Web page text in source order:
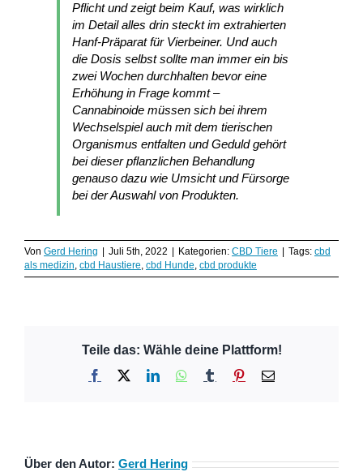
Pflicht und zeigt beim Kauf, was wirklich
im Detail alles drin steckt im extrahierten
Hanf-Präparat für Vierbeiner. Und auch
die Dosis selbst sollte man immer ein bis
zwei Wochen durchhalten bevor eine
Erhöhung in Frage kommt –
Cannabinoide müssen sich bei ihrem
Wechselspiel auch mit dem tierischen
Organismus entfalten und Geduld gehört
bei dieser pflanzlichen Behandlung
genauso dazu wie Umsicht und Fürsorge
bei der Auswahl von Produkten.
Von Gerd Hering Juli 5th, 2022 Kategorien: CBD Tiere Tags: cbd
als medizin, cbd Haustiere, cbd Hunde, cbd produkte
Teile das: Wähle deine Plattform!
Facebook LinkedInWhatsApp
Tumblr Pinterest
E-
Über den Autor: Gerd Hering